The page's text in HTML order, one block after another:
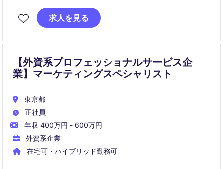
求人を見る
【外資系プロフェッショナルサービス企
業】マーケティングスペシャリスト
東京都
正社員
年収 400万円 - 600万円
外資系企業
在宅可・ハイブリッド勤務可